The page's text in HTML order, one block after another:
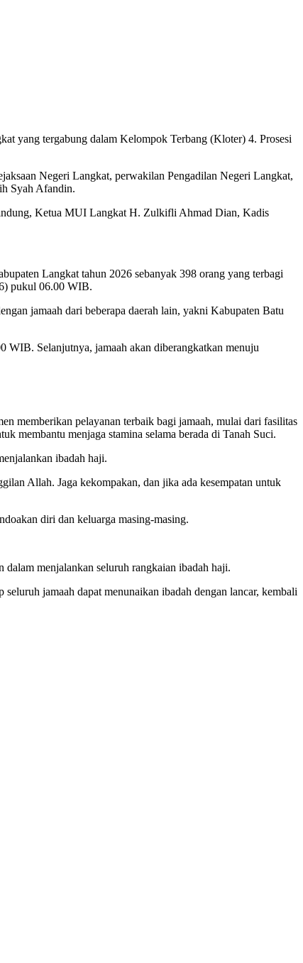
yang tergabung dalam Kelompok Terbang (Kloter) 4. Prosesi
Negeri Langkat, perwakilan Pengadilan Negeri Langkat,
Syah Afandin.
Ketua MUI Langkat H. Zulkifli Ahmad Dian, Kadis
Langkat tahun 2026 sebanyak 398 orang yang terbagi
pukul 06.00 WIB.
jamaah dari beberapa daerah lain, yakni Kabupaten Batu
Selanjutnya, jamaah akan diberangkatkan menuju
memberikan pelayanan terbaik bagi jamaah, mulai dari fasilitas
membantu menjaga stamina selama berada di Tanah Suci.
ibadah haji.
Allah. Jaga kekompakan, dan jika ada kesempatan untuk
diri dan keluarga masing-masing.
dalam menjalankan seluruh rangkaian ibadah haji.
jamaah dapat menunaikan ibadah dengan lancar, kembali